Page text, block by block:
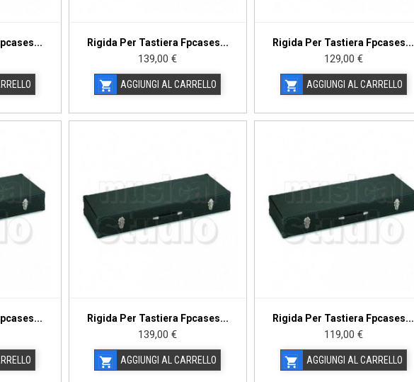
Rigida Per Tastiera Fpcases...
Prezzo
139,00 €
 AGGIUNGI AL CARRELLO
Rigida Per Tastiera Fpcases...
Prezzo
129,00 €
 AGGIUNGI AL CARRELLO
Rigida Per Tastiera Fpcases...
Prezzo
139,00 €
 AGGIUNGI AL CARRELLO
Rigida Per Tastiera Fpcases...
Prezzo
119,00 €
 AGGIUNGI AL CARRELLO